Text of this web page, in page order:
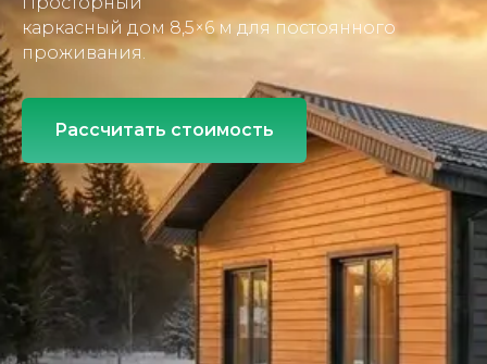
каркасный дом 8,5×6 м для постоянного
проживания.
Рассчитать стоимость